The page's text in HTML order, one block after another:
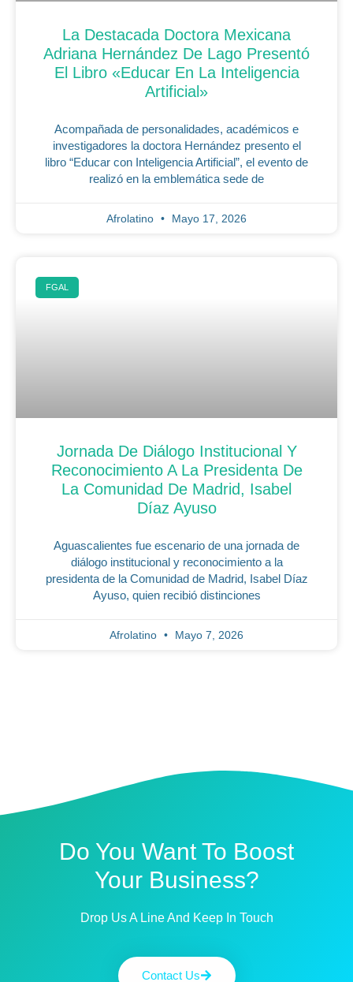
La Destacada Doctora Mexicana
Adriana Hernández De Lago Presentó
El Libro «Educar En La Inteligencia
Artificial»
Acompañada de personalidades, académicos e
investigadores la doctora Hernández presento el
libro “Educar con Inteligencia Artificial”, el evento de
realizó en la emblemática sede de
Afrolatino Mayo 17, 2026
FGAL
Jornada De Diálogo Institucional Y
Reconocimiento A La Presidenta De
La Comunidad De Madrid, Isabel
Díaz Ayuso
Aguascalientes fue escenario de una jornada de
diálogo institucional y reconocimiento a la
presidenta de la Comunidad de Madrid, Isabel Díaz
Ayuso, quien recibió distinciones
Afrolatino Mayo 7, 2026
Do You Want To Boost
Your Business?
Drop Us A Line And Keep In Touch
Contact Us